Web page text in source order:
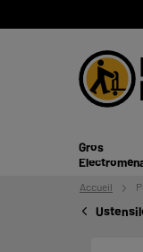
Gros
Accueil